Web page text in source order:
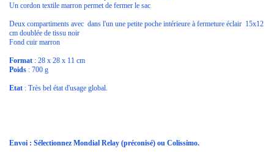
Un cordon textile marron permet de fermer le sac
Deux compartiments avec dans l'un une petite poche intérieure à fermeture éclair 15x12
cm doublée de tissu noir
Fond cuir marron
Format : 28 x 28 x 11 cm
Poids : 700 g
Etat : Très bel état d'usage global.
Envoi : Sélectionnez Mondial Relay (préconisé) ou Colissimo.